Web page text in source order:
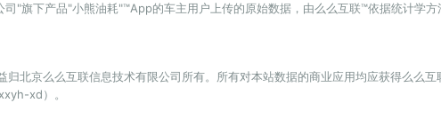
"旗下产品"小熊油耗"™App的车主用户上传的原始数据，由么么互联™依据统计学
北京么么互联信息技术有限公司所有。所有对本站数据的商业应用均应获得么么
xd）。